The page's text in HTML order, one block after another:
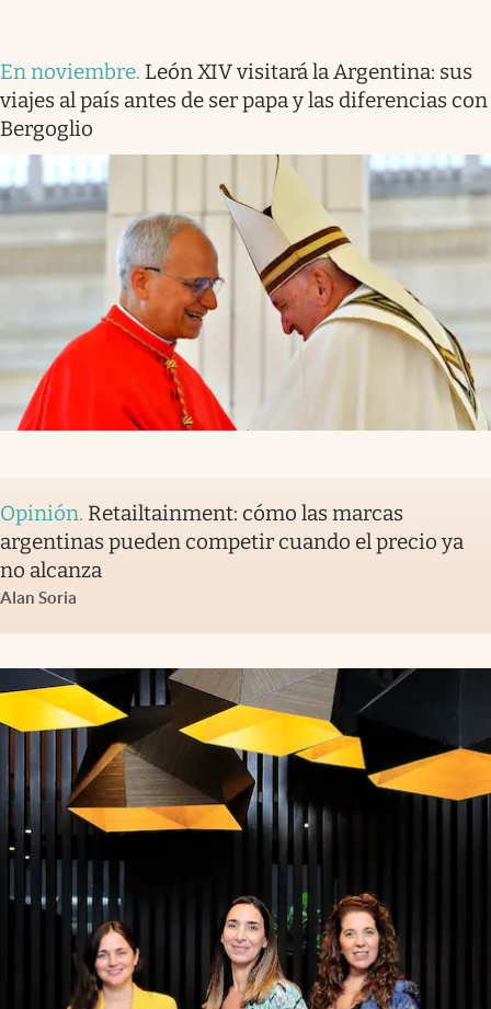
En noviembre. León XIV visitará la Argentina: sus
viajes al país antes de ser papa y las diferencias con
Bergoglio
Opinión. Retailtainment: cómo las marcas
argentinas pueden competir cuando el precio ya
no alcanza
Alan Soria